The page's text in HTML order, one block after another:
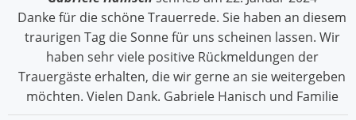
Danke für die schöne Trauerrede. Sie haben an diesem
traurigen Tag die Sonne für uns scheinen lassen. Wir
haben sehr viele positive Rückmeldungen der
Trauergäste erhalten, die wir gerne an sie weitergeben
möchten. Vielen Dank. Gabriele Hanisch und Familie